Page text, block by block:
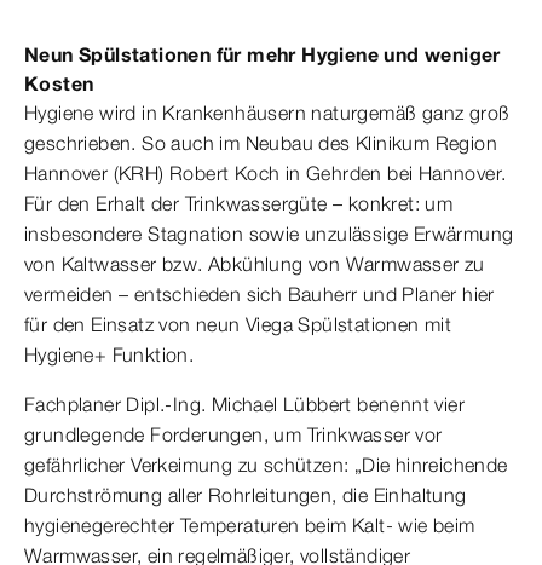
Neun Spülstationen für mehr Hygiene und weniger
Kosten
Hygiene wird in Krankenhäusern naturgemäß ganz groß
geschrieben. So auch im Neubau des Klinikum Region
Hannover (KRH) Robert Koch in Gehrden bei Hannover.
Für den Erhalt der Trinkwassergüte – konkret: um
insbesondere Stagnation sowie unzulässige Erwärmung
von Kaltwasser bzw. Abkühlung von Warmwasser zu
vermeiden – entschieden sich Bauherr und Planer hier
für den Einsatz von neun Viega Spülstationen mit
Hygiene+ Funktion.
Fachplaner Dipl.-Ing. Michael Lübbert benennt vier
grundlegende Forderungen, um Trinkwasser vor
gefährlicher Verkeimung zu schützen: „Die hinreichende
Durchströmung aller Rohrleitungen, die Einhaltung
hygienegerechter Temperaturen beim Kalt- wie beim
Warmwasser, ein regelmäßiger, vollständiger